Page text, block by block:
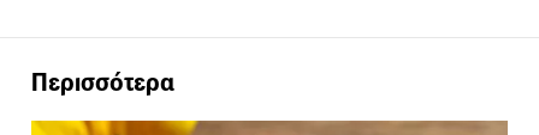
Περισσότερα